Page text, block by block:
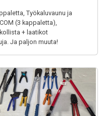
Työkaluvaunu ja
(3 kappaletta),
+ laatikot
Ja paljon muuta!